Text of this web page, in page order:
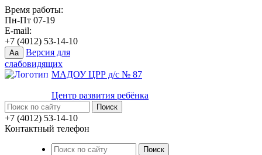
Время работы:
Пн-Пт 07-19
E-mail:
+7 (4012) 53-14-10
Aa
Версия для
слабовидящих
МАДОУ ЦРР д/с № 87
Центр развития ребёнка
+7 (4012) 53-14-10
Контактный телефон